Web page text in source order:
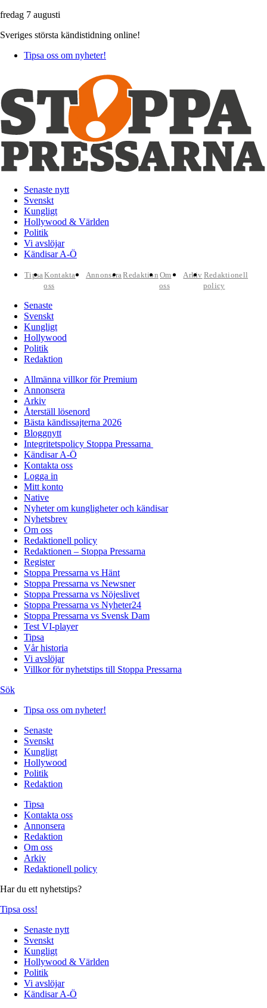
fredag 7 augusti
Sveriges största kändistidning online!
Tipsa oss om nyheter!
Senaste nytt
Svenskt
Kungligt
Hollywood & Världen
Politik
Vi avslöjar
Kändisar A-Ö
TipsaKontakta
oss
AnnonseraRedaktion Om
oss
Arkiv Redaktionell
policy
Senaste
Svenskt
Kungligt
Hollywood
Politik
Redaktion
Allmänna villkor för Premium
Annonsera
Arkiv
Återställ lösenord
Bästa kändissajterna 2026
Bloggnytt
Integritetspolicy Stoppa Pressarna
Kändisar A-Ö
Kontakta oss
Logga in
Mitt konto
Native
Nyheter om kungligheter och kändisar
Nyhetsbrev
Om oss
Redaktionell policy
Redaktionen – Stoppa Pressarna
Register
Stoppa Pressarna vs Hänt
Stoppa Pressarna vs Newsner
Stoppa Pressarna vs Nöjeslivet
Stoppa Pressarna vs Nyheter24
Stoppa Pressarna vs Svensk Dam
Test VI-player
Tipsa
Vår historia
Vi avslöjar
Villkor för nyhetstips till Stoppa Pressarna
Sök
Tipsa oss om nyheter!
Senaste
Svenskt
Kungligt
Hollywood
Politik
Redaktion
Tipsa
Kontakta oss
Annonsera
Redaktion
Om oss
Arkiv
Redaktionell policy
Har du ett nyhetstips?
Tipsa oss!
Senaste nytt
Svenskt
Kungligt
Hollywood & Världen
Politik
Vi avslöjar
Kändisar A-Ö